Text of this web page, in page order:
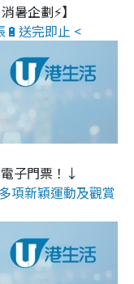
暑企劃⚡】
🔋送完即止 <
子門票！↓
項新穎運動及觀賞